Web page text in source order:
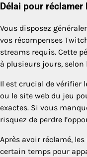
Délai pour réclamer
Vous disposez
vos récompenses
streams requis. Cette
à plusieurs jours, selon
Il est crucial de vérifier
ou le site web du jeu
exactes. Si vous
risquez de perdre
Après avoir réclamé,
certain temps pour